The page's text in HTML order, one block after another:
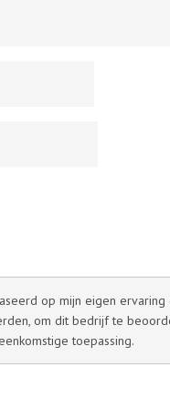
op mijn eigen
om dit bedrijf te
toepassing.